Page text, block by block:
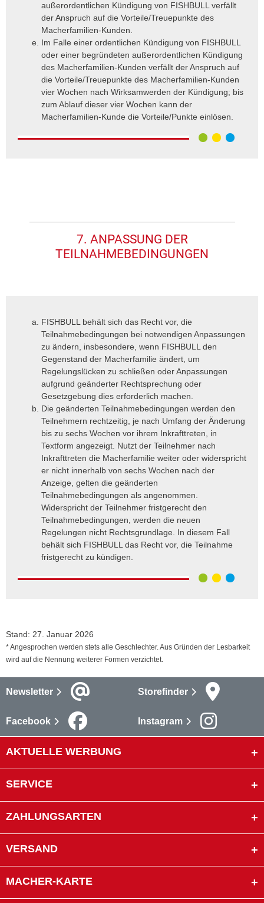
außerordentlichen Kündigung von FISHBULL verfällt
der Anspruch auf die Vorteile/Treuepunkte des
Macherfamilien-Kunden.
Im Falle einer ordentlichen Kündigung von FISHBULL
oder einer begründeten außerordentlichen Kündigung
des Macherfamilien-Kunden verfällt der Anspruch auf
die Vorteile/Treuepunkte des Macherfamilien-Kunden
vier Wochen nach Wirksamwerden der Kündigung; bis
zum Ablauf dieser vier Wochen kann der
Macherfamilien-Kunde die Vorteile/Punkte einlösen.
7. ANPASSUNG DER
TEILNAHMEBEDINGUNGEN
FISHBULL behält sich das Recht vor, die
Teilnahmebedingungen bei notwendigen Anpassungen
zu ändern, insbesondere, wenn FISHBULL den
Gegenstand der Macherfamilie ändert, um
Regelungslücken zu schließen oder Anpassungen
aufgrund geänderter Rechtsprechung oder
Gesetzgebung dies erforderlich machen.
Die geänderten Teilnahmebedingungen werden den
Teilnehmern rechtzeitig, je nach Umfang der Änderung
bis zu sechs Wochen vor ihrem Inkrafttreten, in
Textform angezeigt. Nutzt der Teilnehmer nach
Inkrafttreten die Macherfamilie weiter oder widerspricht
er nicht innerhalb von sechs Wochen nach der
Anzeige, gelten die geänderten
Teilnahmebedingungen als angenommen.
Widerspricht der Teilnehmer fristgerecht den
Teilnahmebedingungen, werden die neuen
Regelungen nicht Rechtsgrundlage. In diesem Fall
behält sich FISHBULL das Recht vor, die Teilnahme
fristgerecht zu kündigen.
Stand: 27. Januar 2026
* Angesprochen werden stets alle Geschlechter. Aus Gründen der Lesbarkeit
wird auf die Nennung weiterer Formen verzichtet.
Newsletter Storefinder
Facebook Instagram
AKTUELLE WERBUNG
SERVICE
ZAHLUNGSARTEN
VERSAND
MACHER-KARTE